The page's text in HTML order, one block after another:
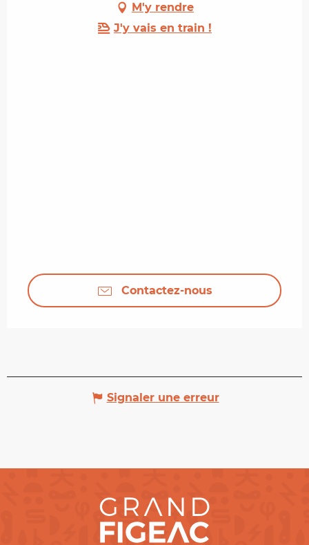
M'y rendre
J'y vais en train !
Contactez-nous
Signaler une erreur